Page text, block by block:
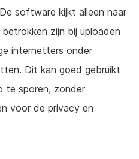
software kijkt alleen naar
zijn bij uploaden
internetters onder
Dit kan goed gebruikt
te sporen, zonder
voor de privacy en